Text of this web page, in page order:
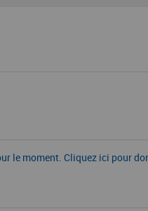
le moment. Cliquez ici pour